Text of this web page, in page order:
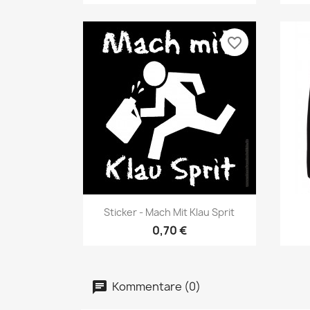
Vorschau
Sticker - Mach Mit Klau Sprit
0,70 €
favorite_border
Kommentare (0)